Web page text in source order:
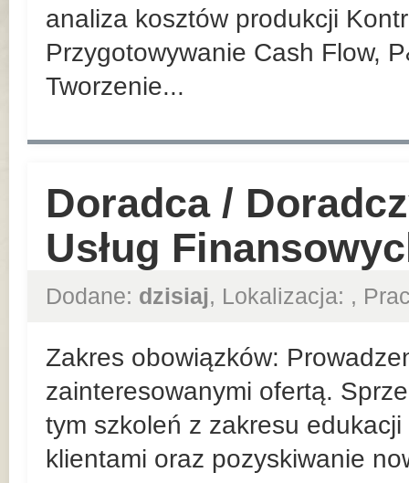
analiza kosztów produkcji
Przygotowywanie Cash Flow,
Tworzenie...
Doradca /
Usług
Dodane: dzisiaj, Lokalizacja: ,
Zakres obowiązków:
zainteresowanymi ofertą.
tym szkoleń z zakresu
klientami oraz pozyskiwanie